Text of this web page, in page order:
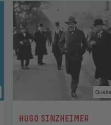
:HUGO SINZHEIMER